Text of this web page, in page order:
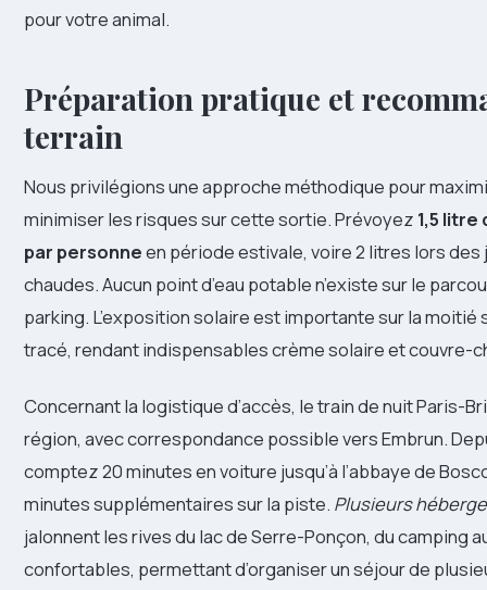
pour votre animal.
Préparation pratique et
terrain
Nous privilégions une approche méthodique pour
minimiser les risques sur cette sortie. Prévoyez 1,5 litre
par personneen période estivale, voire 2 litres lors des
chaudes. Aucun point d’eau potable n’existe sur le
parking. L’exposition solaire est importante sur la moitié
tracé, rendant indispensables crème solaire et couvre-
Concernant la logistique d’accès, le train de nuit Paris-
région, avec correspondance possible vers Embrun.
comptez 20 minutes en voiture jusqu’à l’abbaye de
minutes supplémentaires sur la piste. Plusieurs
jalonnent les rives du lac de Serre-Ponçon, du camping
confortables, permettant d’organiser un séjour de